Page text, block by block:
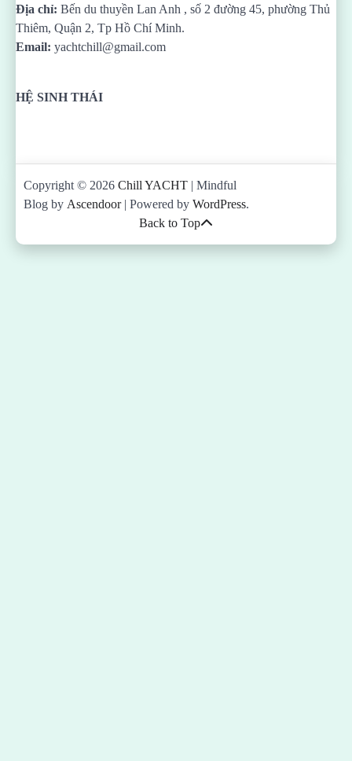
Địa chỉ: Bến du thuyền Lan Anh , số 2 đường 45, phường Thủ
Thiêm, Quận 2, Tp Hồ Chí Minh.
Email: yachtchill@gmail.com
HỆ SINH THÁI
Copyright © 2026 Chill YACHT | Mindful
Blog by Ascendoor| Powered by WordPress.
Back to Top